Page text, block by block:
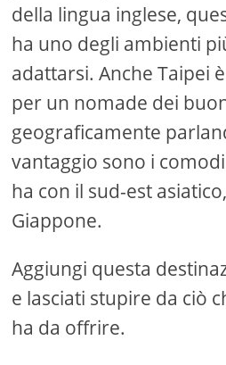
della lingua inglese,
ha uno degli ambienti
adattarsi. Anche Taipei
per un nomade dei
geograficamente
vantaggio sono i
ha con il sud-est
Giappone.
Aggiungi questa
e lasciati stupire da ciò
ha da offrire.